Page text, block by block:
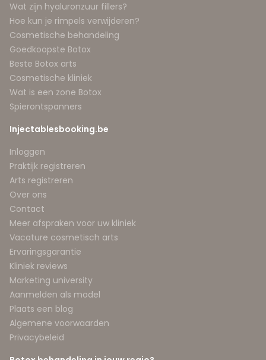
Wat zijn hyaluronzuur fillers?
Hoe kun je rimpels verwijderen?
Cosmetische behandeling
Goedkoopste Botox
Beste Botox arts
Cosmetische kliniek
Wat is een zone Botox
Spierontspanners
Injectablesbooking.be
Inloggen
Praktijk registreren
Arts registreren
Over ons
Contact
Meer afspraken voor uw kliniek
Vacature cosmetisch arts
Ervaringsgarantie
Kliniek reviews
Marketing university
Aanmelden als model
Plaats een blog
Algemene voorwaarden
Privacybeleid